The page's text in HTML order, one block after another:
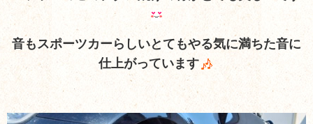
音もスポーツカーらしいとてもやる気に満ちた音に
仕上がっています